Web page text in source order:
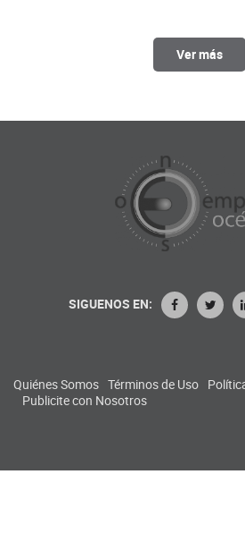
Ver más
SIGUENOS EN:
Quiénes Somos Términos de Uso
Publicite con Nosotros